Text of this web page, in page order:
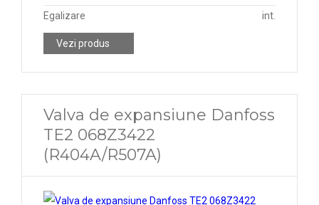
Egalizare
int.
Vezi produs
Valva de expansiune Danfoss
TE2 068Z3422
(R404A/R507A)